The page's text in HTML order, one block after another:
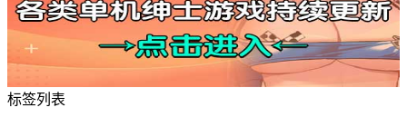
标签列表